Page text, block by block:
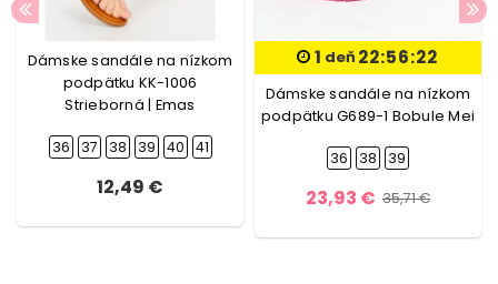
Dámske sandále na nízkom
podpätku KK-1006
Strieborná | Emas
36 37 38 39 40 41
12,49 €
1 deň 22:56:22
Dámske sandále na nízkom
podpätku G689-1 Bobule Mei
36 38 39
23,93 € 35,71 €